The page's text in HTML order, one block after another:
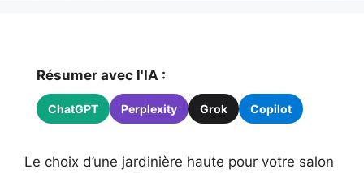
Résumer avec l'IA :
ChatGPT Perplexity Grok Copilot
Le choix d’une jardinière haute pour votre salon